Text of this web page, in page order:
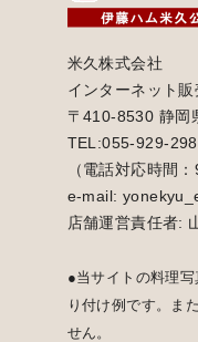
米久株式会社
インターネット
〒410-8530 静岡
TEL:055-929-
（電話対応時間
e-mail:
店舗運営責任者:
●当サイトの料理
り付け例です。ま
せん。